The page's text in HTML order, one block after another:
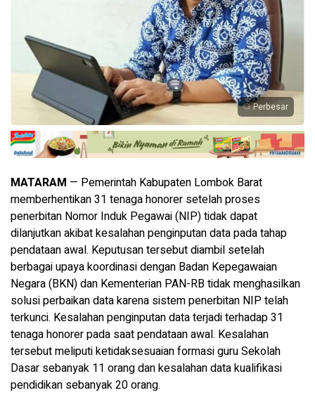
Perbesar
MATARAM — Pemerintah Kabupaten Lombok Barat
memberhentikan 31 tenaga honorer setelah proses
penerbitan Nomor Induk Pegawai (NIP) tidak dapat
dilanjutkan akibat kesalahan penginputan data pada tahap
pendataan awal. Keputusan tersebut diambil setelah
berbagai upaya koordinasi dengan Badan Kepegawaian
Negara (BKN) dan Kementerian PAN-RB tidak menghasilkan
solusi perbaikan data karena sistem penerbitan NIP telah
terkunci. Kesalahan penginputan data terjadi terhadap 31
tenaga honorer pada saat pendataan awal. Kesalahan
tersebut meliputi ketidaksesuaian formasi guru Sekolah
Dasar sebanyak 11 orang dan kesalahan data kualifikasi
pendidikan sebanyak 20 orang.